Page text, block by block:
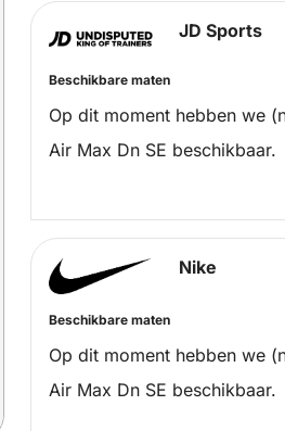
JD Sports
Beschikbare maten
Op dit moment hebben we
Air Max Dn SE beschikbaar.
Nike
Beschikbare maten
Op dit moment hebben we
Air Max Dn SE beschikbaar.